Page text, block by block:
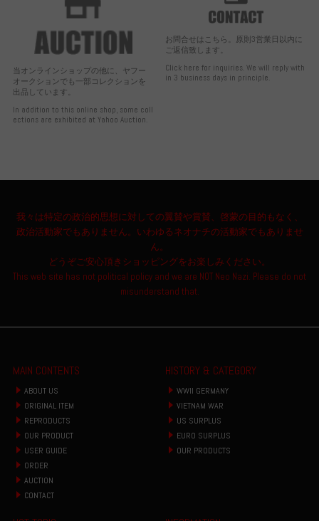
当オンラインショップの他に、ヤフー
オークションでも一部コレクションを
出品しています。
In addition to this online shop, some coll
ections are exhibited at Yahoo Auction.
お問合せはこちら。原則3営業日以内に
ご返信致します。
Click here for inquiries. We will reply with
in 3 business days in principle.
我々は特定の政治的思想に対しての翼賛や賞賛、啓蒙の目的もなく、
政治活動家でもありません。いわゆるネオナチの活動家でもありませ
ん。
どうぞご安心頂きショッピングをお楽しみください。
This web site has not political policy and we are NOT Neo Nazi. Please do not
misunderstand that.
MAIN CONTENTS
ABOUT US
ORIGINAL ITEM
REPRODUCTS
OUR PRODUCT
USER GUIDE
ORDER
AUCTION
CONTACT
HISTORY & CATEGORY
WWII GERMANY
VIETNAM WAR
US SURPLUS
EURO SURPLUS
OUR PRODUCTS